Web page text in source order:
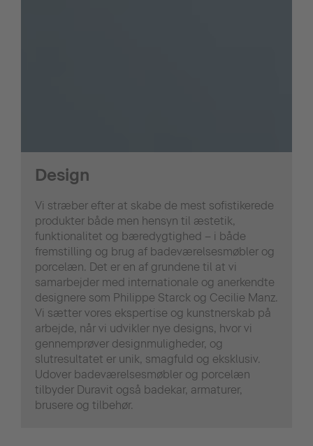
Design
Vi stræber efter at skabe de mest sofistikerede
produkter både men hensyn til æstetik,
funktionalitet og bæredygtighed – i både
fremstilling og brug af badeværelsesmøbler og
porcelæn. Det er en af grundene til at vi
samarbejder med internationale og anerkendte
designere som Philippe Starck og Cecilie Manz.
Vi sætter vores ekspertise og kunstnerskab på
arbejde, når vi udvikler nye designs, hvor vi
gennemprøver designmuligheder, og
slutresultatet er unik, smagfuld og eksklusiv.
Udover badeværelsesmøbler og porcelæn
tilbyder Duravit også badekar, armaturer,
brusere og tilbehør.